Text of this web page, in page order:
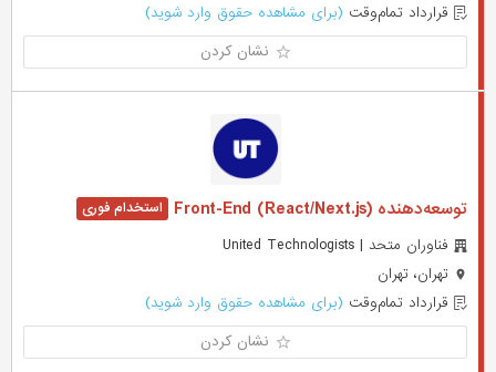
قرارداد تمام‌وقت (برای مشاهده حقوق وارد شوید)
نشان کردن
توسعه‌دهنده (React/Next.js) Front-End
فناوران متحد | United Technologists
تهران، تهران
قرارداد تمام‌وقت (برای مشاهده حقوق وارد شوید)
نشان کردن